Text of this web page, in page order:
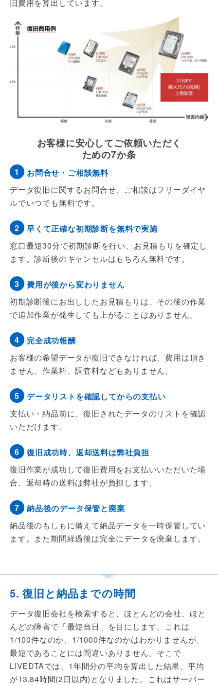
旧費用を算出しています。
お客様に安心してご依頼いただく
ための7か条
1
お問合せ・ご相談無料
データ復旧に関するお問合せ、ご相談はフリ ーダイヤ
ルでいつでも無料です。
2
早くて正確な初期診断を無料で実施
窓口最短30分で初期診断を行い、お見積もりを確定し
ます。診断後のキャンセルはもちろん無料です。
3
費用が後から変わりません
初期診断後にお出ししたお見積もりは、その後の作業
で追加作業が発生しても上がることはありません。
4
完全成功報酬
お客様の希望データが復旧できなければ、費用は頂き
ません。作業料、調査料などもありません。
5
データリストを確認してからの支払い
支払い・納品前に、復旧されたデータのリストを確認
いただけます。
6
復旧成功時、返却送料は弊社負担
復旧作業が成功して復旧費用をお支払いいただいた場
合、返却時の送料は弊社が負担します。
7
納品後のデータ保管と廃棄
納品後のもしもに備えて納品データを一時保管してい
ます。また期間経過後は完全にデータを廃棄します。
5. 復旧と納品までの時間
データ復旧会社を検索すると、ほとんどの会社、ほと
んどの障害で「最短当日」を目にします。これは
1/100件なのか、1/1000件なのかはわかりませんが、
最短であることには間違いありません。そこで
LIVEDTAでは、1年間分の平均を算出した結果、平均
が13.84時間(2日以内)となりました。これはサーバー